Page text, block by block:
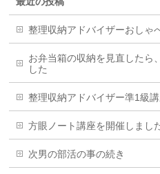
整理収納アドバイザーおしゃ
お弁当箱の収納を見直したら
した
整理収納アドバイザー準1級
方眼ノート講座を開催しまし
次男の部活の事の続き